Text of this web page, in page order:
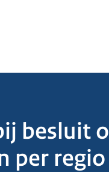
besluit
per